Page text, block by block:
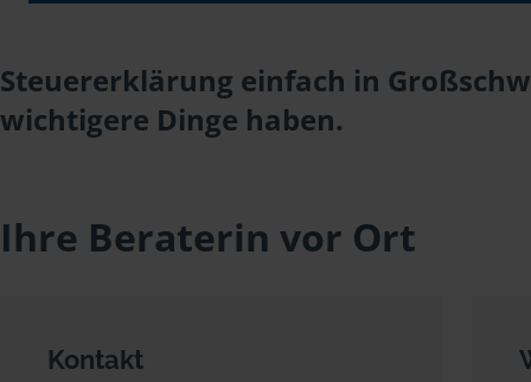
Steuererklärung einfach in
wichtigere Dinge haben.
Ihre Beraterin vor Ort
Kontakt